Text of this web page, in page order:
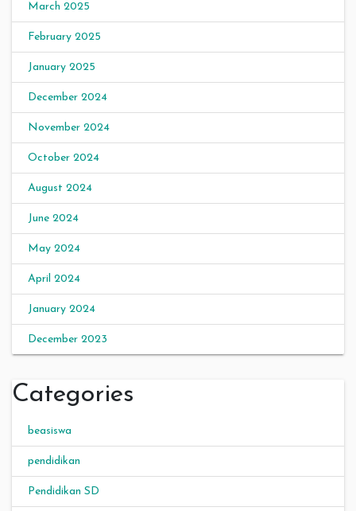
March 2025
February 2025
January 2025
December 2024
November 2024
October 2024
August 2024
June 2024
May 2024
April 2024
January 2024
December 2023
Categories
beasiswa
pendidikan
Pendidikan SD